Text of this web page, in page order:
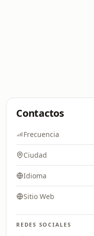
Contactos
Frecuencia
Ciudad
Idioma
Sitio Web
REDES SOCIALES